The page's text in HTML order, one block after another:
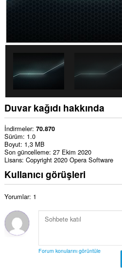
Duvar kağıdı hakkında
İndirmeler 70.870
Sürüm 1.0
Boyut 1,3 MB
Son güncelleme 27 Ekim 2020
Lisans Copyright 2020 Opera Software
Kullanıcı görüşleri
Yorumlar: 1
Forum konularını görüntüle